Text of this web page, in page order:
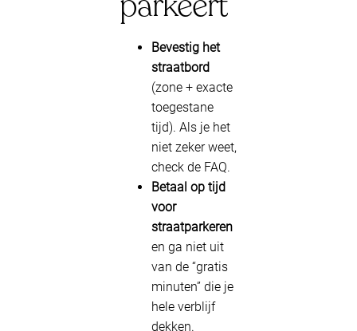
Bevestig het
straatbord
(zone + exacte
toegestane
tijd). Als je het
niet zeker weet,
check de FAQ.
Betaal op tijd
voor
straatparkeren
en ga niet uit
van de “gratis
minuten” die je
hele verblijf
dekken.